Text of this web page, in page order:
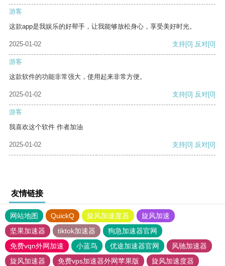
游客
这款app是我娱乐的好帮手，让我能够放松身心，享受美好时光。
2025-01-02 支持[0] 反对[0]
游客
这款软件的功能非常强大，使用起来非常方便。
2025-01-02 支持[0] 反对[0]
游客
我喜欢这个软件 作者加油
2025-01-02 支持[0] 反对[0]
友情链接
网站地图 QuickQ 旋风加速度器
旋风加速
坚果加速器
tiktok加速器
狗急加速器官网
免费vqn外网加速
小蓝鸟 优途加速器官网
风驰加速器
旋风加速器
免费vps加速器外网苹果版
旋风加速度器